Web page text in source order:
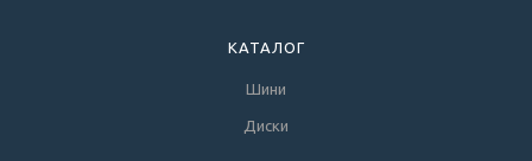
КАТАЛОГ
Шини
Диски